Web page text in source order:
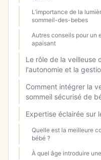
L’importance de la
sommeil-des-bebes
Autres conseils pour un
apaisant
Le rôle de la veilleuse
l'autonomie et la
Comment intégrer la
sommeil sécurisé de
Expertise éclairée sur
Quelle est la meilleure
bébé ?
À quel âge introduire